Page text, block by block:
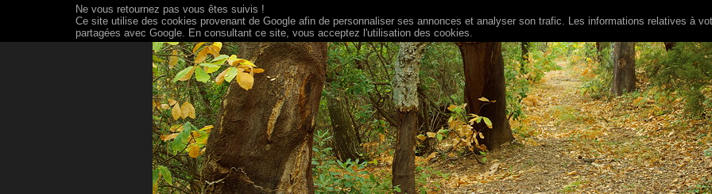
Ne vous retournez pas vous êtes suivis !
Ce site utilise des cookies provenant de Google afin de personnaliser ses annonces et analyser son trafic. Les informations relatives à
partagées avec Google. En consultant ce site, vous acceptez l'utilisation des cookies.